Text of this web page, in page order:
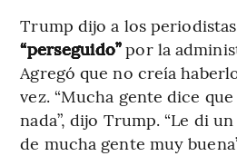
Trump dijo a los
“perseguido”por la
Agregó que no creía
vez. “Mucha gente dice
nada”, dijo Trump. “Le di
de mucha gente muy